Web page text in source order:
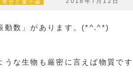
寄せと量子論
数」があります。 (*^.^*)
な生物も厳密に言えば物質です